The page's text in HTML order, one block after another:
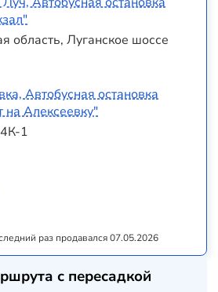
область, Луганское шоссе
Автобусная остановка
на Алексеевку"
1
раз продавался 07.05.2026
с пересадкой